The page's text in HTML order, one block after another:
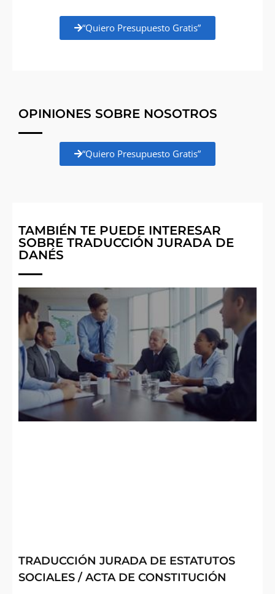
“Quiero Presupuesto Gratis”
OPINIONES SOBRE NOSOTROS
“Quiero Presupuesto Gratis”
TAMBIÉN TE PUEDE INTERESAR
SOBRE TRADUCCIÓN JURADA DE
DANÉS
TRADUCCIÓN JURADA DE ESTATUTOS
SOCIALES / ACTA DE CONSTITUCIÓN